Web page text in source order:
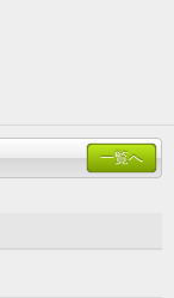
一覧へ